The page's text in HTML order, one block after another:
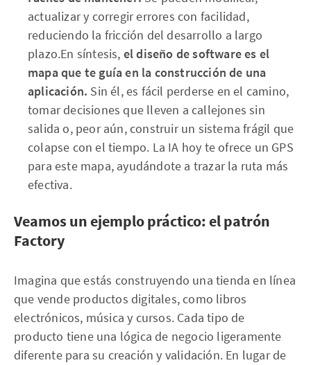
actualizar y corregir errores con facilidad,
reduciendo la fricción del desarrollo a largo
plazo.En síntesis, el diseño de software es el
mapa que te guía en la construcción de una
aplicación. Sin él, es fácil perderse en el camino,
tomar decisiones que lleven a callejones sin
salida o, peor aún, construir un sistema frágil que
colapse con el tiempo. La IA hoy te ofrece un GPS
para este mapa, ayudándote a trazar la ruta más
efectiva.
Veamos un ejemplo práctico: el patrón
Factory
Imagina que estás construyendo una tienda en línea
que vende productos digitales, como libros
electrónicos, música y cursos. Cada tipo de
producto tiene una lógica de negocio ligeramente
diferente para su creación y validación. En lugar de